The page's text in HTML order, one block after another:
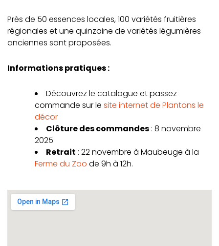
Près de 50 essences locales, 100 variétés fruitières
régionales et une quinzaine de variétés légumières
anciennes sont proposées.
Informations pratiques :
Découvrez le catalogue et passez
commande sur le site internet de Plantons le
décor
Clôture des commandes : 8 novembre
2025
Retrait : 22 novembre à Maubeuge à la
Ferme du Zoo de 9h à 12h.